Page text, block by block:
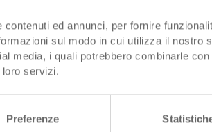
ed annunci, per fornire
sul modo in cui utilizza il nostro
media, i quali potrebbero combinarle
servizi.
Preferenze
Contenitore
600x400x400 mm,
mm, altezza
chiuse, lisce da
impugnature a